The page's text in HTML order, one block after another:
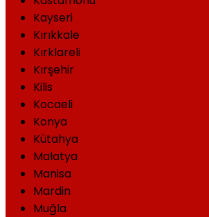
Kayseri
Kırıkkale
Kırklareli
Kırşehir
Kilis
Kocaeli
Konya
Kütahya
Malatya
Manisa
Mardin
Muğla